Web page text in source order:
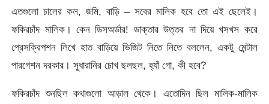
এতগুলো চালের কল, জমি, বাড়ি – সবের মালিক হবে তো এই ছেলেই।
ফকিরচাঁদ মালিক। কেন ডিসঅর্ডার! ডাক্তার উত্তর না দিয়ে খসখস করে
প্রেসক্রিপশন লিখে হাত বাড়িয়ে ভিজিট নিতে নিতে বললেন, একটু মেন্টাল
পারগেশন দরকার। সুধারানির চোখ ছলছল, হ্যাঁ গো, কী হবে?
ফকিরচাঁদ শুনছিল কথাগুলো আড়াল থেকে। এতোদিন ছিল মালিক-মালিক